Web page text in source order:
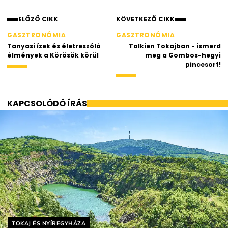
ELŐZŐ CIKK
GASZTRONÓMIA
Tanyasi ízek és életreszóló
élmények a Körösök körül
KÖVETKEZŐ CIKK
GASZTRONÓMIA
Tolkien Tokajban - ismerd
meg a Gombos-hegyi
pincesort!
KAPCSOLÓDÓ ÍRÁS
Helyszín címkék:
TOKAJ ÉS NYÍREGYHÁZA